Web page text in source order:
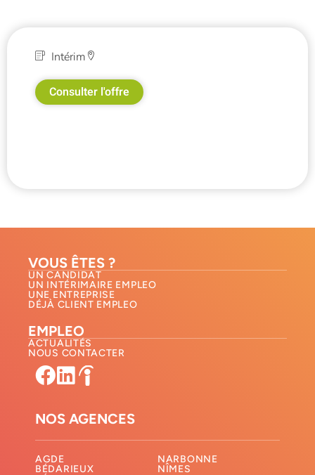
Intérim
Consulter l'offre
VOUS ÊTES ?
UN CANDIDAT
UN INTÉRIMAIRE EMPLEO
UNE ENTREPRISE
DÉJÀ CLIENT EMPLEO
EMPLEO
ACTUALITÉS
NOUS CONTACTER​
NOS AGENCES
AGDE
BÉDARIEUX
NARBONNE
NÎMES